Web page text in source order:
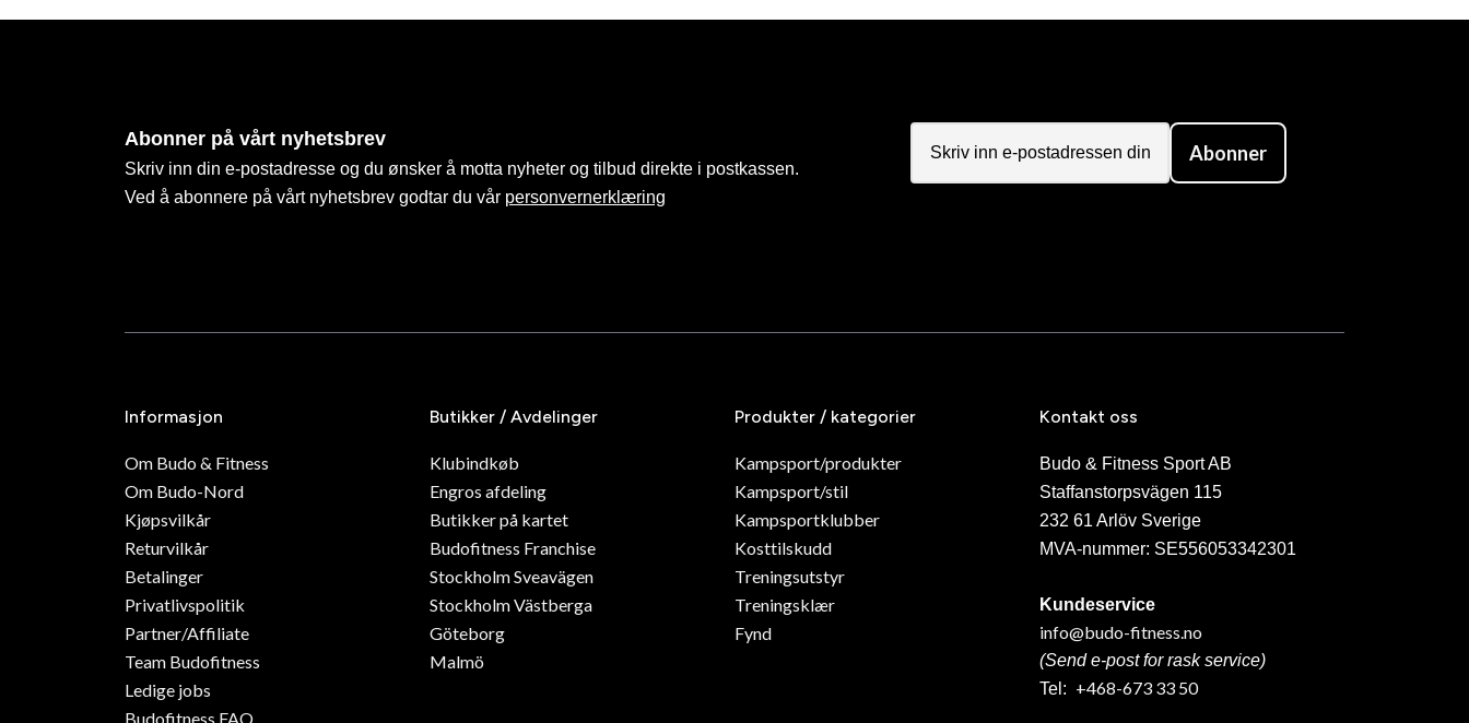
Abonner på vårt nyhetsbrev
Skriv inn din e-postadresse og du ønsker å motta nyheter og tilbud direkte i postkassen.
Ved å abonnere på vårt nyhetsbrev godtar du vår personvernerklæring
Abonner
Informasjon
Om Budo & Fitness
Om Budo-Nord
Kjøpsvilkår
Returvilkår
Betalinger
Privatlivspolitik
Partner/Affiliate
Team Budofitness
Ledige jobs
Budofitness FAQ
Butikker / Avdelinger
Klubindkøb
Engros afdeling
Butikker på kartet
Budofitness Franchise
Stockholm Sveavägen
Stockholm Västberga
Göteborg
Malmö
Produkter / kategorier
Kampsport/produkter
Kampsport/stil
Kampsportklubber
Kosttilskudd
Treningsutstyr
Treningsklær
Fynd
Kontakt oss
Budo & Fitness Sport AB
Staffanstorpsvägen 115
232 61 Arlöv Sverige
MVA-nummer: SE556053342301
Kundeservice
info@budo-fitness.no
(Send e-post for rask service)
Tel: +468-673 33 50